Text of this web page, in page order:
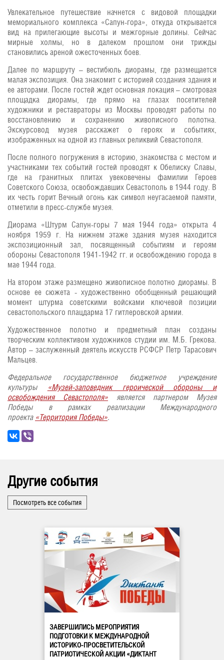
Увлекательное путешествие начнется с видовой площадки
мемориального комплекса «Сапун-гора», откуда открывается
вид на прилегающие высоты и межгорные долины. Сейчас
мирные холмы, но в далеком прошлом они трижды
становились ареной ожесточенных боев.
Далее по маршруту – вестибюль диорамы, где размещается
малая экспозиция. Она знакомит с историей создания здания и
ее авторами. После гостей ждет основная локация – смотровая
площадка диорамы, где прямо на глазах посетителей
художники и реставраторы из Москвы проводят работы по
восстановлению и сохранению живописного полотна.
Экскурсовод музея расскажет о героях и событиях,
изображенных на одной из главных реликвий Севастополя.
После полного погружения в историю, знакомства с местом и
участниками тех событий гостей проводят к Обелиску Славы,
где на гранитных плитах увековечены фамилии Героев
Советского Союза, освобождавших Севастополь в 1944 году. В
их честь горит Вечный огонь как символ неугасаемой памяти,
отметили в пресс-службе музея.
Диорама «Штурм Сапун-горы 7 мая 1944 года» открыта 4
ноября 1959 г. На нижнем этаже здания музея находится
экспозиционный зал, посвященный событиям и героям
обороны Севастополя 1941-1942 гг. и освобождению города в
мае 1944 года.
На втором этаже размещено живописное полотно диорамы. В
основе ее сюжета - художественно обобщенный решающий
момент штурма советскими войсками ключевой позиции
севастопольского плацдарма 17 гитлеровской армии.
Художественное полотно и предметный план созданы
творческим коллективом художников студии им. М.Б. Грекова.
Автор – заслуженный деятель искусств РСФСР Петр Тарасович
Мальцев.
Федеральное государственное бюджетное учреждение
культуры
«Музей-заповедник героической обороны и
освобождения Севастополя» является партнером Музея
Победы в рамках реализации Международного
проекта «Территория Победы».
Другие события
Посмотреть все события
ЗАВЕРШИЛИСЬ МЕРОПРИЯТИЯ
ПОДГОТОВКИ К МЕЖДУНАРОДНОЙ
ИСТОРИКО-ПРОСВЕТИТЕЛЬСКОЙ
ПАТРИОТИЧЕСКОЙ АКЦИИ «ДИКТАНТ